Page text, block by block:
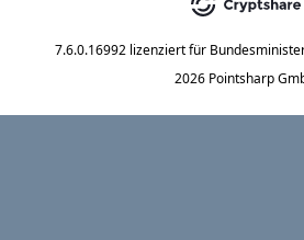
7.6.0.16992 lizenziert für
2026 Pointsharp